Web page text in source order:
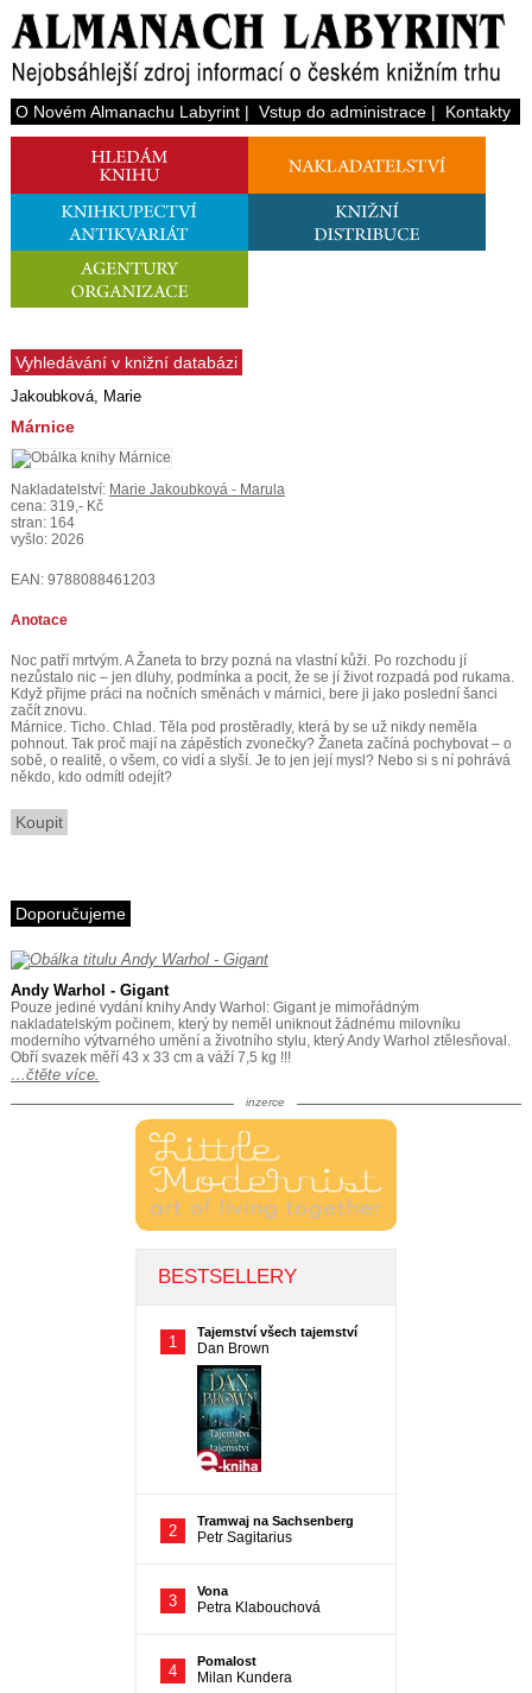
O Novém Almanachu Labyrint| Vstup do administrace| Kontakty
Vyhledávání v knižní databázi
Jakoubková, Marie
Márnice
Nakladatelství: Marie Jakoubková - Marula
cena: 319,- Kč
stran: 164
vyšlo: 2026
EAN: 9788088461203
Anotace
Noc patří mrtvým. A Žaneta to brzy pozná na vlastní kůži. Po rozchodu jí
nezůstalo nic – jen dluhy, podmínka a pocit, že se jí život rozpadá pod rukama.
Když přijme práci na nočních směnách v márnici, bere ji jako poslední šanci
začít znovu.
Márnice. Ticho. Chlad. Těla pod prostěradly, která by se už nikdy neměla
pohnout. Tak proč mají na zápěstích zvonečky? Žaneta začíná pochybovat – o
sobě, o realitě, o všem, co vidí a slyší. Je to jen její mysl? Nebo si s ní pohrává
někdo, kdo odmítl odejít?
Koupit
Doporučujeme
Andy Warhol - Gigant
Pouze jediné vydání knihy Andy Warhol: Gigant je mimořádným
nakladatelským počinem, který by neměl uniknout žádnému milovníku
moderního výtvarného umění a životního stylu, který Andy Warhol ztělesňoval.
Obří svazek měří 43 x 33 cm a váží 7,5 kg !!!
…čtěte více.
inzerce